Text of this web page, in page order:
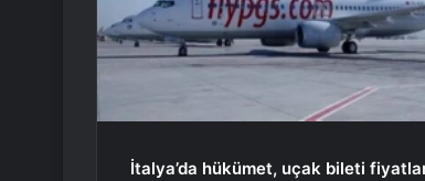
İtalya’da hükümet, uçak bileti